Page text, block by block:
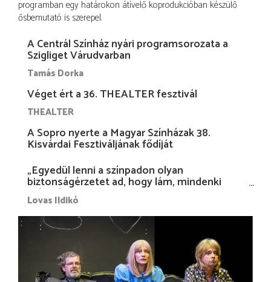
programban egy határokon átívelő koprodukcióban készülő
ősbemutató is szerepel.
A Centrál Színház nyári programsorozata a
Szigliget Várudvarban
Tamás Dorka
Véget ért a 36. THEALTER fesztivál
THEALTER
A Sopro nyerte a Magyar Színházak 38.
Kisvárdai Fesztiváljának fődíját
„Egyedül lenni a színpadon olyan
biztonságérzetet ad, hogy lám, mindenki
más nélkül is megvagyok magammal…”
Lovas Ildikó